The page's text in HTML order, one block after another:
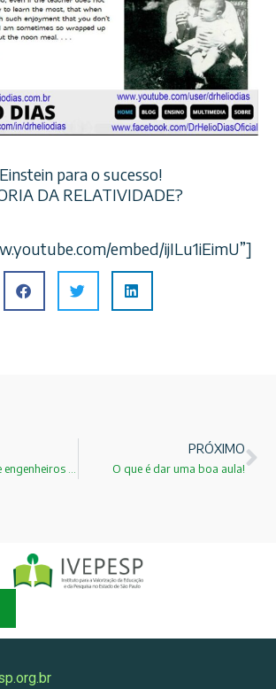
para o sucesso!
DA RELATIVIDADE?
embed/ijILu1iEimU”]
PRÓXIMO
O que é dar uma boa aula!